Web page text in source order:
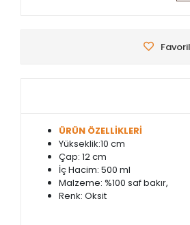
ÜRÜN ÖZELLİKLERİ
Yükseklik:10 cm
Çap: 12 cm
İç Hacim: 500 ml
Malzeme: %100 saf bakır,
Renk: Oksit